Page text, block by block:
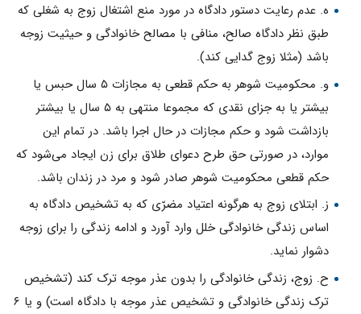
ه. عدم رعایت دستور دادگاه در مورد منع اشتغال زوج به شغلی که
طبق نظر دادگاه صالح، منافی با مصالح خانوادگی و حیثیت زوجه
باشد (مثلا زوج گدایی کند).
و. محکومیت شوهر به حکم قطعی به مجازات ۵ سال حبس یا
بیشتر یا به جزای نقدی که مجموعا منتهی به ۵ سال یا بیشتر
بازداشت شود و حکم مجازات در حال اجرا باشد. در تمام این
موارد، در صورتی حق طرح دعوای طلاق برای زن ایجاد می‌شود که
حکم قطعی محکومیت شوهر صادر شود و مرد در زندان باشد.
ز. ابتلای زوج به هرگونه اعتیاد مضرّی که به تشخیص دادگاه به
اساس زندگی خانوادگی خلل وارد آورد و ادامه زندگی را برای زوجه
دشوار نماید.
ح. زوج، زندگی خانوادگی را بدون عذر موجه ترک کند (تشخیص
ترک زندگی خانوادگی و تشخیص عذر موجه با دادگاه است) و یا ۶